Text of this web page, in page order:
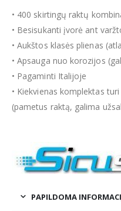
• 400 skirtingų raktų
• Besisukanti įvorė ant
• Aukštos klasės plienas
• Apsauga nuo korozijos
• Pagaminti Italijoje
• Kiekvienas komplektas
(pametus raktą, galima
PAPILDOMA